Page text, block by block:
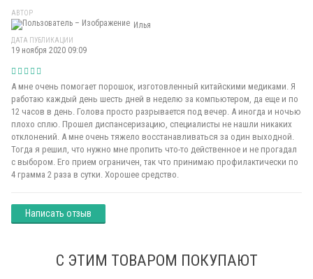
АВТОР
Илья
ДАТА ПУБЛИКАЦИИ
19 ноября 2020 09:09
А мне очень помогает порошок, изготовленный китайскими медиками. Я
работаю каждый день шесть дней в неделю за компьютером, да еще и по
12 часов в день. Голова просто разрывается под вечер. А иногда и ночью
плохо сплю. Прошел диспансеризацию, специалисты не нашли никаких
отклонений. А мне очень тяжело восстанавливаться за один выходной.
Тогда я решил, что нужно мне пропить что-то действенное и не прогадал
с выбором. Его прием ограничен, так что принимаю профилактически по
4 грамма 2 раза в сутки. Хорошее средство.
Написать отзыв
С ЭТИМ ТОВАРОМ ПОКУПАЮТ